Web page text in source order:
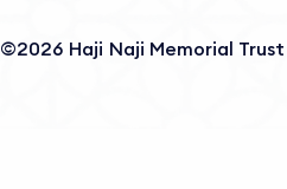
©2026 Haji Naji Memorial